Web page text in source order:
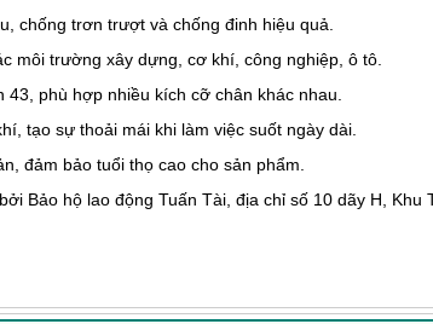
chống trơn trượt và chống đinh hiệu quả.
môi trường xây dựng, cơ khí, công nghiệp, ô tô.
43, phù hợp nhiều kích cỡ chân khác nhau.
tạo sự thoải mái khi làm việc suốt ngày dài.
đảm bảo tuổi thọ cao cho sản phẩm.
Bảo hộ lao động Tuấn Tài, địa chỉ số 10 dãy H,